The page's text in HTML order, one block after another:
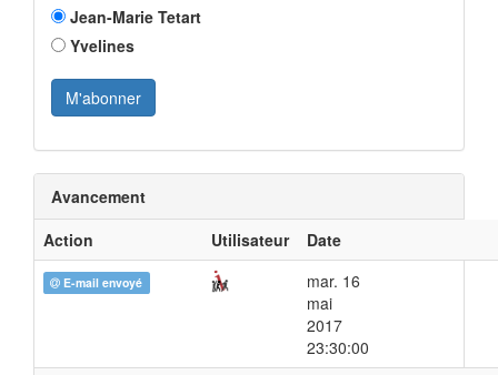
Jean-Marie Tetart
Yvelines
Avancement
Action
Utilisateur Date
E-mail envoyé
mar. 16
mai
2017
23:30:00